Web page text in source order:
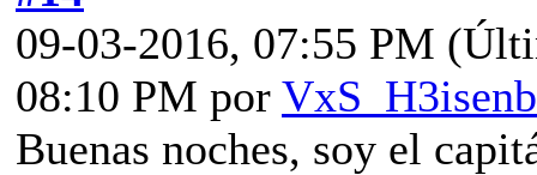
09-03-2016, 07:55 PM
08:10 PM por
Buenas noches, soy el